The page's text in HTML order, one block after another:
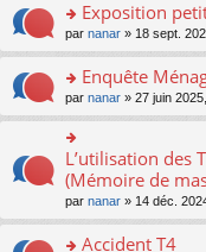
ult
er
le
m
e
s
g
e
n
o
o
n
ult
er
le
m
s
a
e
Exposition
par nanar » 18 sept.
o
n
s
ult
er
le
m
e
s
Enquête
par nanar » 27 juin
n
s
ult
er
le
L’utilisation des
(Mémoire de
par nanar » 14 déc.
Accident T4